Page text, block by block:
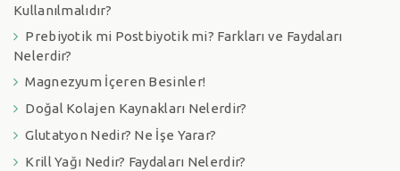
Kullanılmalıdır?
Prebiyotik mi Postbiyotik mi? Farkları ve Faydaları
Nelerdir?
Magnezyum İçeren Besinler!
Doğal Kolajen Kaynakları Nelerdir?
Glutatyon Nedir? Ne İşe Yarar?
Krill Yağı Nedir? Faydaları Nelerdir?